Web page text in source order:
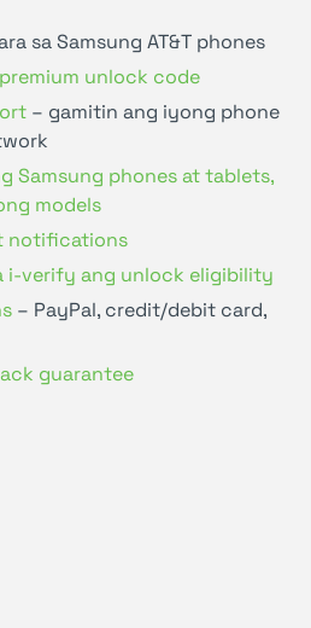
sa Samsung AT&T phones
unlock code
– gamitin ang iyong phone
Samsung phones at tablets,
models
notifications
i-verify ang unlock eligibility
– PayPal, credit/debit card,
guarantee